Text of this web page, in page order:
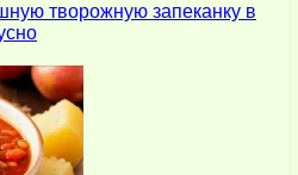
творожную запеканку в